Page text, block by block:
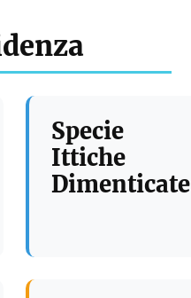
Specie
Ittiche
Dimenticate